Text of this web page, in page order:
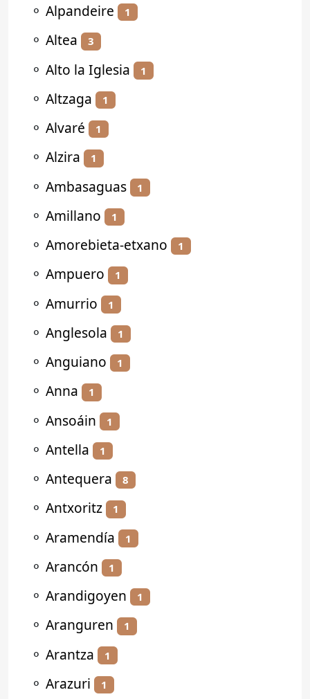
⚬ Alpandeire 1
⚬ Altea 3
⚬ Alto la Iglesia 1
⚬ Altzaga 1
⚬ Alvaré 1
⚬ Alzira 1
⚬ Ambasaguas 1
⚬ Amillano 1
⚬ Amorebieta-etxano 1
⚬ Ampuero 1
⚬ Amurrio 1
⚬ Anglesola 1
⚬ Anguiano 1
⚬ Anna 1
⚬ Ansoáin 1
⚬ Antella 1
⚬ Antequera 8
⚬ Antxoritz 1
⚬ Aramendía 1
⚬ Arancón 1
⚬ Arandigoyen 1
⚬ Aranguren 1
⚬ Arantza 1
⚬ Arazuri 1